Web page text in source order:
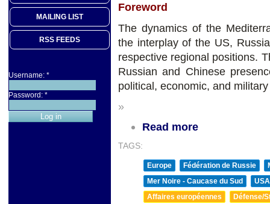
MAILING LIST
RSS FEEDS
Username: *
Password: *
Foreword
The dynamics of the
the interplay of the US,
respective regional positions.
Russian and Chinese
political, economic, and
»
Read more
TAGS:
Europe Fédération de Russie
Mer Noire - Caucase du Sud
USA
Affaires européennes
Défense/